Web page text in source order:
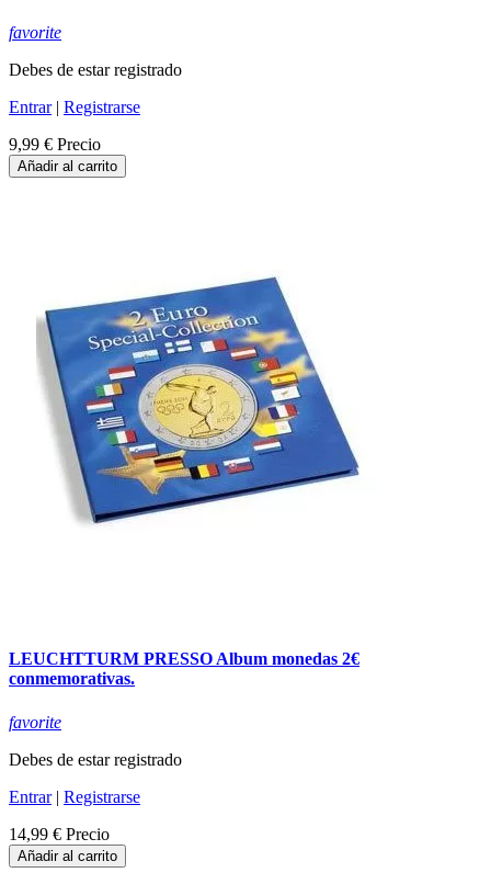
favorite
Debes de estar registrado
Entrar| Registrarse
9,99 € Precio
Añadir al carrito
LEUCHTTURM PRESSO Album monedas 2€
conmemorativas.
favorite
Debes de estar registrado
Entrar| Registrarse
14,99 € Precio
Añadir al carrito